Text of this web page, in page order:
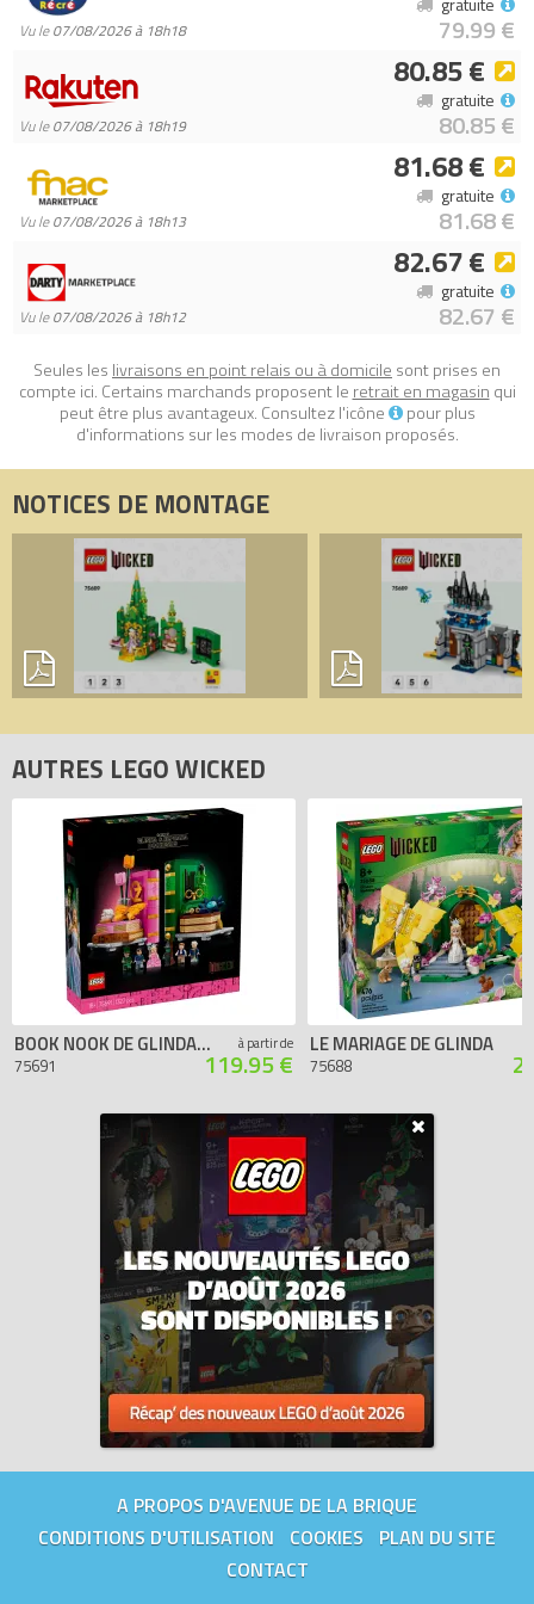
Vu le07/08/2026 à 18h18 79.99 €
Vu le07/08/2026 à 18h19
80.85 €
80.85 €
gratuite
Vu le07/08/2026 à 18h13
81.68 €
81.68 €
gratuite
Vu le07/08/2026 à 18h12
82.67 €
82.67 €
gratuite
Seules les livraisons en point relais ou à domicile sont prises en
compte ici. Certains marchands proposent le retrait en magasin qui
peut être plus avantageux. Consultez l'icône
pour plus
d'informations sur les modes de livraison proposés.
NOTICES DE MONTAGE
AUTRES LEGO WICKED
BOOK NOOK DE GLINDA ET ELPHABA
75691
à partir de
119.95 €
LE MARIAGE DE GLINDA
75688
A PROPOS D'AVENUE DE LA BRIQUE
CONDITIONS D'UTILISATION
COOKIES
PLAN DU SITE
CONTACT